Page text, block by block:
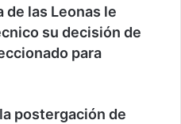
de las Leonas le
su decisión de
para
postergación de